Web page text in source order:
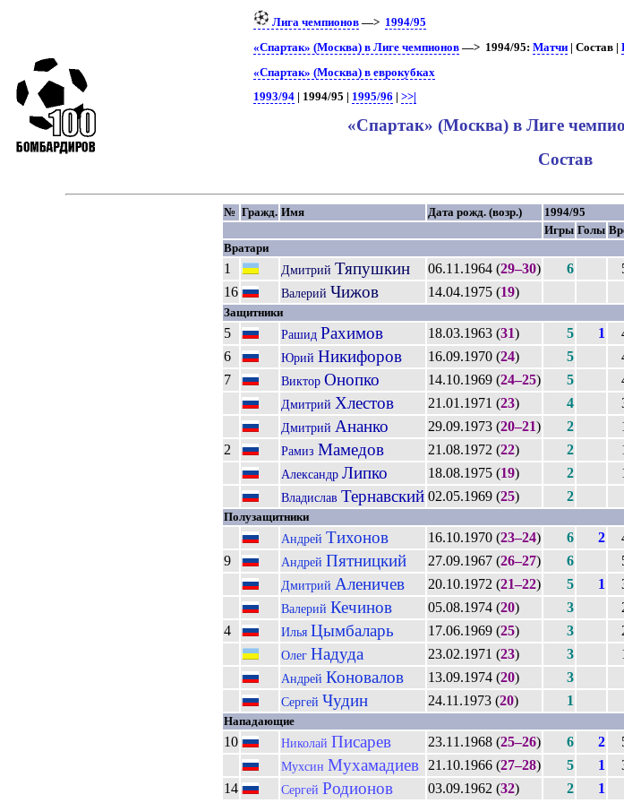
Лига чемпионов —> 1994/95
«Спартак» (Москва) в Лиге чемпионов —> 1994/95:Матчи | Состав |
«Спартак» (Москва) в еврокубках
1993/94 | 1994/95 | 1995/96 |>>|
«Спартак» (Москва) в Лиге
Состав
№ Гражд. Имя Дата рожд. (возр.) 1994/95
Игры Голы
Вратари
1 Дмитрий Тяпушкин 06.11.1964 (29–30) 6
16
Валерий Чижов 14.04.1975 (19)
Защитники
5 Рашид Рахимов 18.03.1963 (31) 5 1
6
Юрий Никифоров 16.09.1970 (24) 5
7
Виктор Онопко 14.10.1969 (24–25) 5
Дмитрий Хлестов 21.01.1971 (23) 4
Дмитрий Ананко 29.09.1973 (20–21) 2
2
Рамиз Мамедов 21.08.1972 (22) 2
Александр Липко 18.08.1975 (19) 2
Владислав Тернавский 02.05.1969 (25) 2
Полузащитники
Андрей Тихонов 16.10.1970 (23–24) 6 2
9
Андрей Пятницкий 27.09.1967 (26–27) 6
Дмитрий Аленичев 20.10.1972 (21–22) 5 1
Валерий Кечинов 05.08.1974 (20) 3
4
Илья Цымбаларь 17.06.1969 (25) 3
Олег Надуда 23.02.1971 (23) 3
Андрей Коновалов 13.09.1974 (20) 3
Сергей Чудин 24.11.1973 (20) 1
Нападающие
10 Николай Писарев 23.11.1968 (25–26) 6 2
Мухсин Мухамадиев 21.10.1966 (27–28) 5 1
14
Сергей Родионов 03.09.1962 (32) 2 1